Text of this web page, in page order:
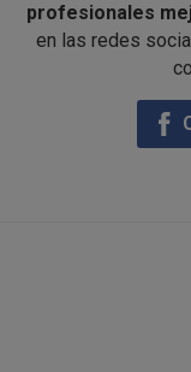
profesionales
en las redes